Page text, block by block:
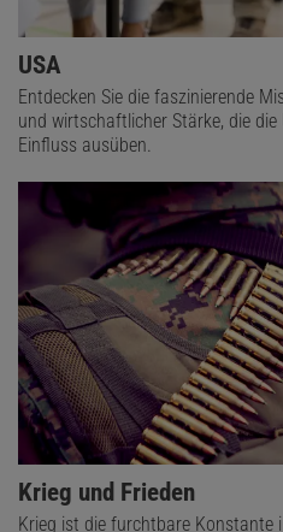
USA
Entdecken Sie die faszinierende
und wirtschaftlicher Stärke, die
Einfluss ausüben.
Krieg und Frieden
Krieg ist die furchtbare Konstante